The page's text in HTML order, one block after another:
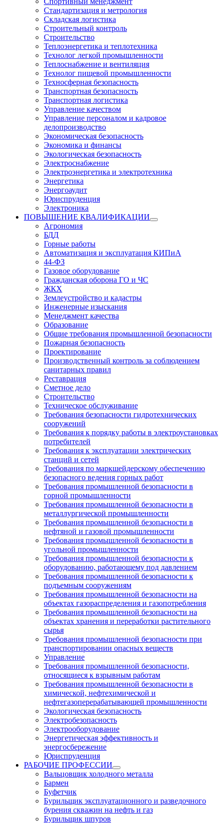
Стандартизация и метрология
Складская логистика
Строительный контроль
Строительство
Теплоэнергетика и теплотехника
Технолог легкой промышленности
Теплоснабжение и вентиляция
Технолог пищевой промышленности
Техносферная безопасность
Транспортная безопасность
Транспортная логистика
Управление качеством
Управление персоналом и кадровое
делопроизводство
Экономическая безопасность
Экономика и финансы
Экологическая безопасность
Электроснабжение
Электроэнергетика и электротехника
Энергетика
Энергоаудит
Юриспруденция
Электроника
ПОВЫШЕНИЕ КВАЛИФИКАЦИИ
Агрономия
БДД
Горные работы
Автоматизация и эксплуатация КИПиА
44-ФЗ
Газовое оборудование
Гражданская оборона ГО и ЧС
ЖКХ
Землеустройство и кадастры
Инженерные изыскания
Менеджмент качества
Образование
Общие требования промышленной безопасности
Пожарная безопасность
Проектирование
Производственный контроль за соблюдением
санитарных правил
Реставрация
Сметное дело
Строительство
Техническое обслуживание
Требования безопасности гидротехнических
сооружений
Требования к порядку работы в электроустановках
потребителей
Требования к эксплуатации электрических
станций и сетей
Требования по маркшейдерскому обеспечению
безопасного ведения горных работ
Требования промышленной безопасности в
горной промышленности
Требования промышленной безопасности в
металлургической промышленности
Требования промышленной безопасности в
нефтяной и газовой промышленности
Требования промышленной безопасности в
угольной промышленности
Требования промышленной безопасности к
оборудованию, работающему под давлением
Требования промышленной безопасности к
подъемным сооружениям
Требования промышленной безопасности на
объектах газораспределения и газопотребления
Требования промышленной безопасности на
объектах хранения и переработки растительного
сырья
Требования промышленной безопасности при
транспортировании опасных веществ
Управление
Требования промышленной безопасности,
относящиеся к взрывным работам
Требования промышленной безопасности в
химической, нефтехимической и
нефтегазоперерабатывающей промышленности
Экологическая безопасность
Электробезопасность
Электрооборудование
Энергетическая эффективность и
энергосбережение
Юриспруденция
РАБОЧИЕ ПРОФЕССИИ
Вальцовщик холодного металла
Бармен
Буфетчик
Бурильщик эксплуатационного и разведочного
бурения скважин на нефть и газ
Бурильщик шпуров